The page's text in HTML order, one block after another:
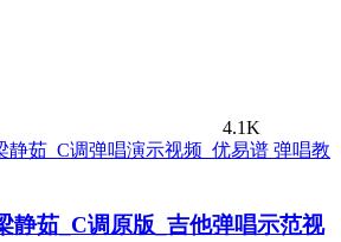
4.1K
弹唱教
静茹_C调原版_吉他弹唱示范视